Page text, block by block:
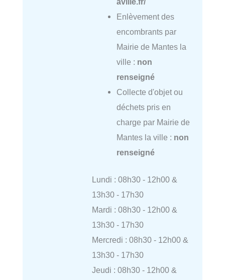
Enlèvement des
encombrants par
Mairie de Mantes la
ville : non
renseigné
Collecte d'objet ou
déchets pris en
charge par Mairie de
Mantes la ville : non
renseigné
Lundi : 08h30 - 12h00 &
13h30 - 17h30
Mardi : 08h30 - 12h00 &
13h30 - 17h30
Mercredi : 08h30 - 12h00 &
13h30 - 17h30
Jeudi : 08h30 - 12h00 &